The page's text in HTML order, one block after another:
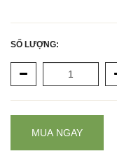
SỐ LƯỢNG:
MUA NGAY